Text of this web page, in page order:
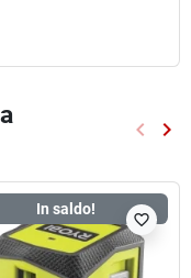
keyboard_arrow_left keyboard_arrow_right
In saldo!
favorite_border